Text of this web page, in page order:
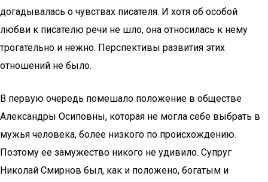
догадывалась о чувствах писателя. И хотя об особой
любви к писателю речи не шло, она относилась к нему
трогательно и нежно. Перспективы развития этих
отношений не было.
В первую очередь помешало положение в обществе
Александры Осиповны, которая не могла себе выбрать в
мужья человека, более низкого по происхождению.
Поэтому ее замужество никого не удивило. Супруг
Николай Смирнов был, как и положено, богатым и